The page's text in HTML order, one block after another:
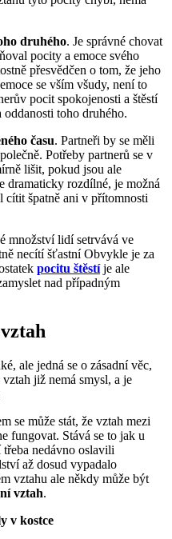
druhého. Je správné chovat
pocity a emoce svého
přesvědčen o tom, že jeho
se vším všudy, není to
pocit spokojenosti a štěstí
toho druhého.
času. Partneři by se měli
Potřeby partnerů se v
lišit, pokud jsou ale
dramaticky rozdílné, je možná
cítit špatně ani v přítomnosti
množství lidí setrvává ve
necítí šťastní Obvykle je za
pocitu štěstíje ale
nad případným
ale jedná se o zásadní věc,
již nemá smysl, a je
se může stát, že vztah mezi
fungovat. Stává se to jak u
nedávno oslavili
až dosud vypadalo
vztahu ale někdy může být
vztah.
v kostce